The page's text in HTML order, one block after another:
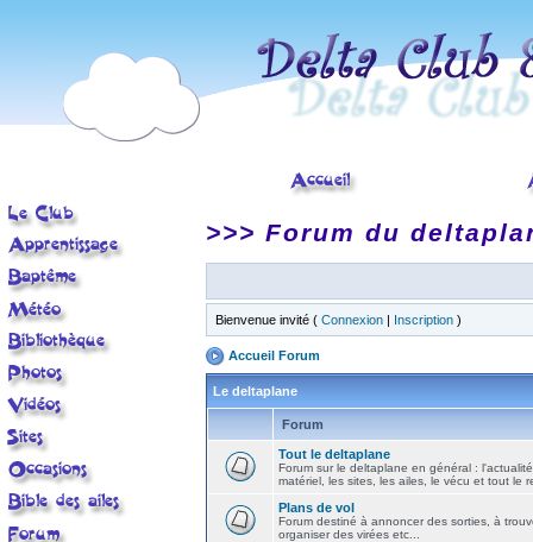
>>> Forum du
Bienvenue invité ( Connexion | Inscription )
Accueil Forum
Le deltaplane
Forum
Tout le deltaplane
Forum sur le deltaplane en général :
matériel, les sites, les ailes, le vécu et tout le
Plans de vol
Forum destiné à annoncer des sorties, à
organiser des virées etc...